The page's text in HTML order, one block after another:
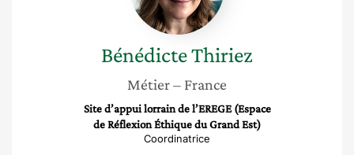
BénédicteThiriez
Métier– France
Site d’appui lorrain de l’EREGE (Espace
de Réflexion Éthique du Grand Est)
Coordinatrice